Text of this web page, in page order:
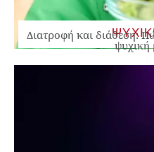
Διατροφή και διάθεση:
ψυχική